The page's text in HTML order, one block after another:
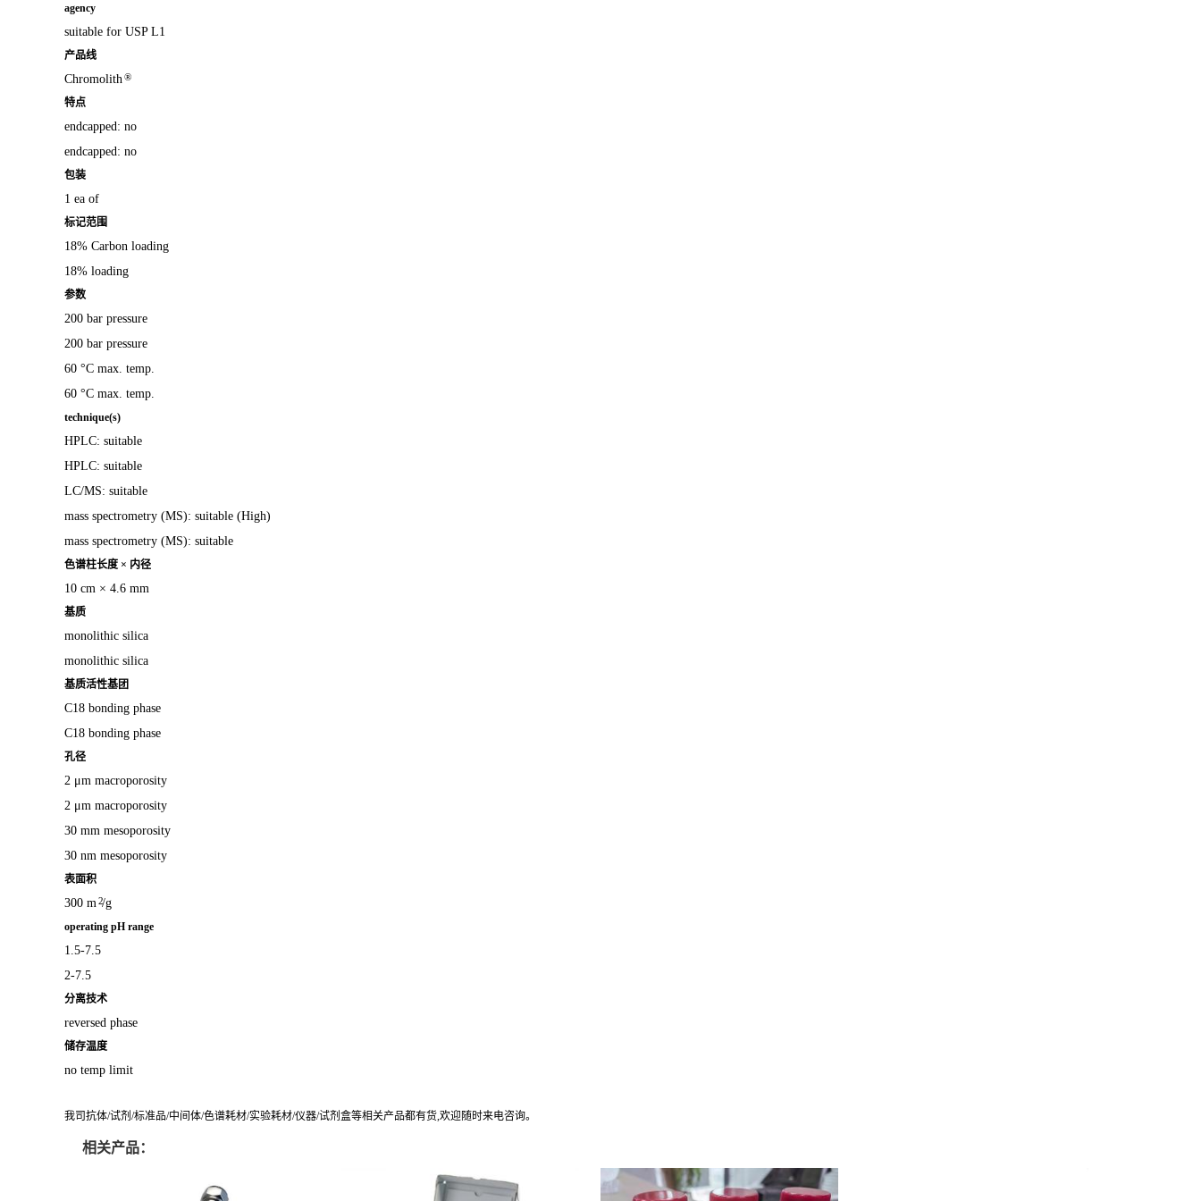
agency
suitable for USP L1
产品线
Chromolith ®
特点
endcapped: no
endcapped: no
包装
1 ea of
标记范围
18% Carbon loading
18% loading
参数
200 bar pressure
200 bar pressure
60 °C max. temp.
60 °C max. temp.
technique(s)
HPLC: suitable
HPLC: suitable
LC/MS: suitable
mass spectrometry (MS): suitable (High)
mass spectrometry (MS): suitable
色谱柱长度 × 内径
10 cm × 4.6 mm
基质
monolithic silica
monolithic silica
基质活性基团
C18 bonding phase
C18 bonding phase
孔径
2 μm macroporosity
2 μm macroporosity
30 mm mesoporosity
30 nm mesoporosity
表面积
300 m 2/g
operating pH range
1.5-7.5
2-7.5
分离技术
reversed phase
储存温度
no temp limit
我司抗体/试剂/标准品/中间体/色谱耗材/实验耗材/仪器/试剂盒等相关产品都有货,欢迎随时来电咨询。
相关产品：